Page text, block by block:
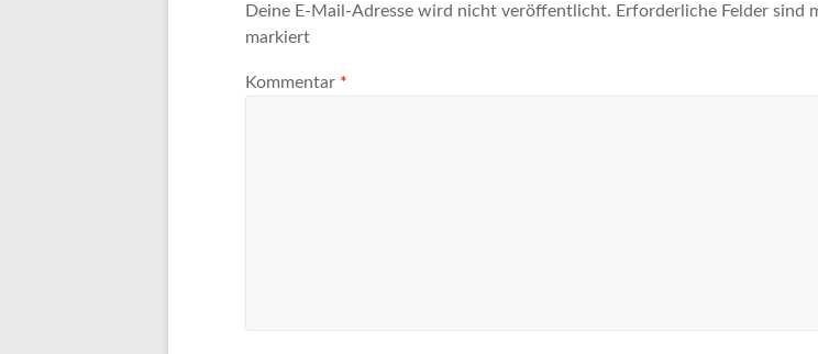
Deine E-Mail-Adresse wird nicht veröffentlicht. Erforderliche Felder sind
markiert
Kommentar *